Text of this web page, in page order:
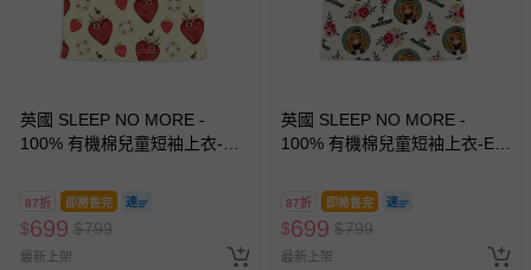
英國 SLEEP NO MORE -
100% 有機棉兒童短袖上衣-草
87折 即將售完
$699 $799
最新上架
英國 SLEEP NO MORE -
100% 有機棉兒童短袖上衣-ET
87折 即將售完
$699 $799
最新上架